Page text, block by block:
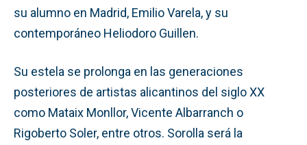
su alumno en Madrid, Emilio Varela, y su
contemporáneo Heliodoro Guillen.
Su estela se prolonga en las generaciones
posteriores de artistas alicantinos del siglo XX
como Mataix Monllor, Vicente Albarranch o
Rigoberto Soler, entre otros. Sorolla será la